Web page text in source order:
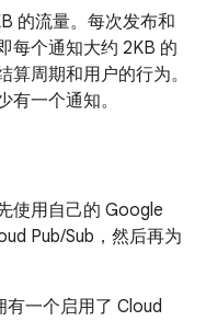
的流量。每次发布和
每个通知大约 2KB 的
周期和用户的行为。
一个通知。
使用自己的 Google
Pub/Sub，然后再为
有一个启用了 Cloud